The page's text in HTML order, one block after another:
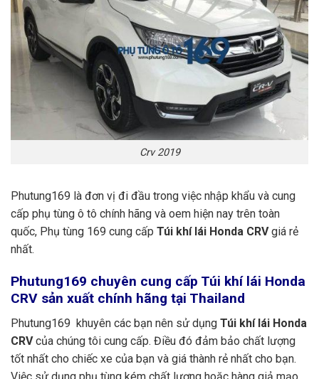
Crv 2019
Phutung169 là đơn vị đi đầu trong việc nhập khẩu và cung
cấp phụ tùng ô tô chính hãng và oem hiện nay trên toàn
quốc, Phụ tùng 169 cung cấp Túi khí lái Honda CRVgiá rẻ
nhất.
Phutung169 chuyên cung cấp Túi khí lái Honda
CRV sản xuất chính hãng tại Thailand
Phutung169 khuyên các bạn nên sử dụng Túi khí lái Honda
CRVcủa chúng tôi cung cấp. Điều đó đảm bảo chất lượng
tốt nhất cho chiếc xe của bạn và giá thành rẻ nhất cho bạn.